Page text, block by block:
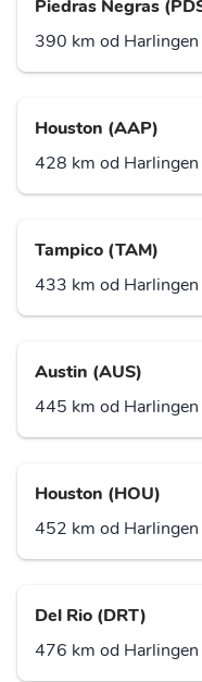
Piedras Negras
390 km od Harlingen
Houston (AAP)
428 km od Harlingen
Tampico (TAM)
433 km od Harlingen
Austin (AUS)
445 km od Harlingen
Houston (HOU)
452 km od Harlingen
Del Rio (DRT)
476 km od Harlingen